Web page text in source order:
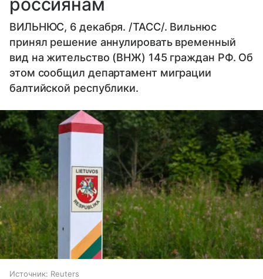
ВИЛЬНЮС, 6 декабря. /ТАСС/. Вильнюс
принял решение аннулировать временный
вид на жительство (ВНЖ) 145 граждан РФ. Об
этом сообщил департамент миграции
балтийской республики.
Источник: Reuters